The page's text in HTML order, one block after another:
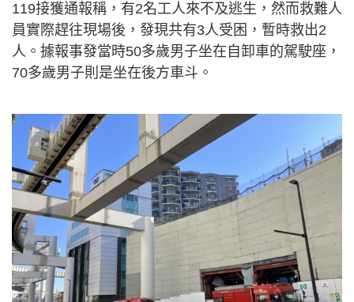
119接獲通報稱，有2名工人來不及逃生，然而救難人
員實際趕往現場後，發現共有3人受困，暫時救出2
人。據報事發當時50多歲男子坐在自卸車的駕駛座，
70多歲男子則是坐在後方車斗。